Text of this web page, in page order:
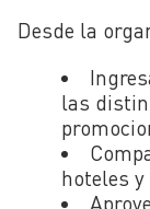
Desde la
las
hoteles y